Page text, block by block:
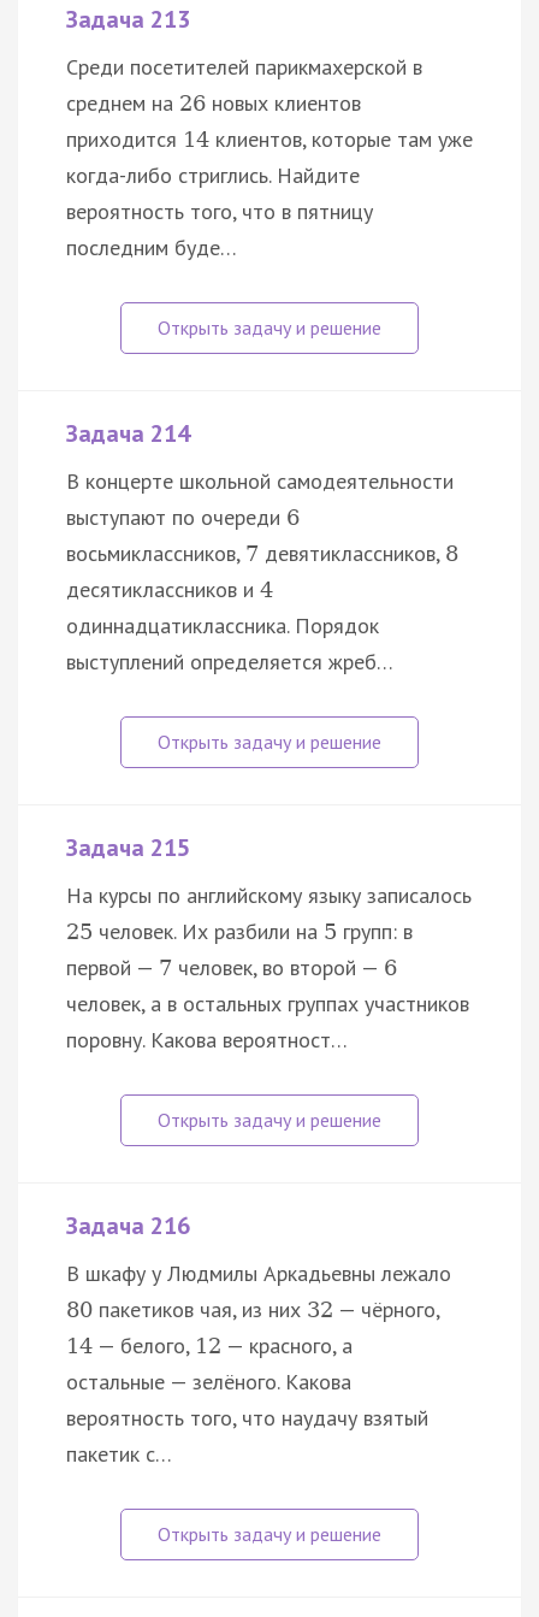
Задача 213
Среди посетителей парикмахерской в
среднем на 26 новых клиентов
приходится 14 клиентов, которые там уже
когда-либо стриглись. Найдите
вероятность того, что в пятницу
последним буде…
Задача 214
В концерте школьной самодеятельности
выступают по очереди 6
восьмиклассников, 7 девятиклассников, 8
десятиклассников и 4
одиннадцатиклассника. Порядок
выступлений определяется жреб…
Задача 215
На курсы по английскому языку записалось
25 человек. Их разбили на 5 групп: в
первой — 7 человек, во второй — 6
человек, а в остальных группах участников
поровну. Какова вероятност…
Задача 216
В шкафу у Людмилы Аркадьевны лежало
80 пакетиков чая, из них 32 — чёрного,
14 — белого, 12 — красного, а
остальные — зелёного. Какова
вероятность того, что наудачу взятый
пакетик с…